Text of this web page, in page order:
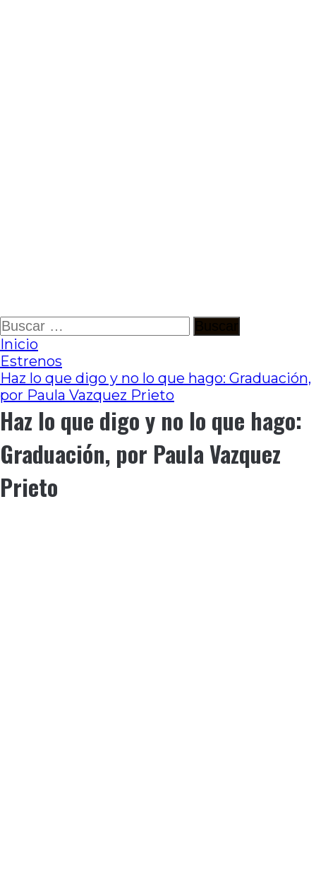
Ir
al
contenido
Buscar:
Inicio
Estrenos
Haz lo que digo y no lo que hago: Graduación,
por Paula Vazquez Prieto
Haz lo que digo y no lo que hago:
Graduación, por Paula Vazquez
Prieto